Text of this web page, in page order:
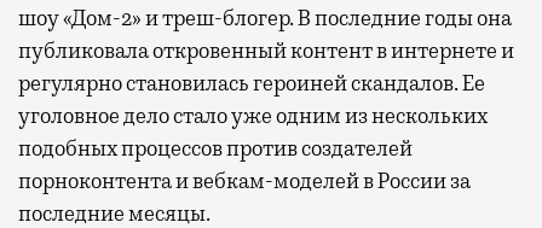
шоу «Дом-2» и треш-блогер. В последние годы она
публиковала откровенный контент в интернете и
регулярно становилась героиней скандалов. Ее
уголовное дело стало уже одним из нескольких
подобных процессов против создателей
порноконтента и вебкам-моделей в России за
последние месяцы.